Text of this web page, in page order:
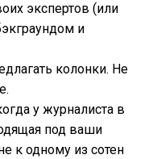
экспертов (или
и
колонки. Не
у журналиста в
под ваши
к одному из сотен